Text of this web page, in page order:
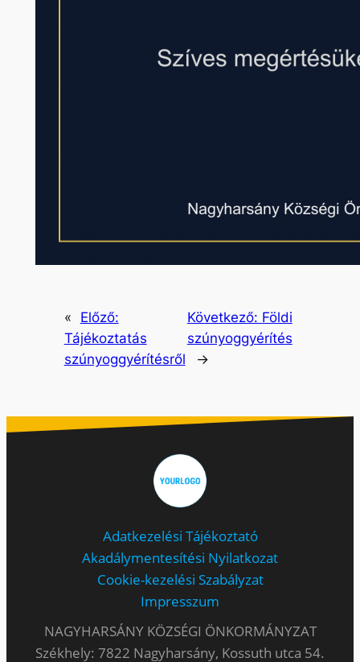
«
Előző:
Tájékoztatás
szúnyoggyérítésről
Következő: Földi
szúnyoggyérítés
→
Adatkezelési Tájékoztató
Akadálymentesítési Nyilatkozat
Cookie-kezelési Szabályzat
Impresszum
NAGYHARSÁNY KÖZSÉGI ÖNKORMÁNYZAT
Székhely: 7822 Nagyharsány, Kossuth utca 54.